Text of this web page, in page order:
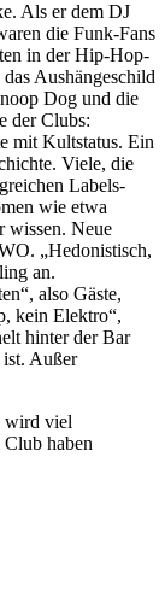
Als er dem DJ
die Funk-Fans
in der Hip-Hop-
Aushängeschild
Dog und die
der Clubs:
mit Kultstatus. Ein
Viele, die
Labels-
wie etwa
wissen. Neue
„Hedonistisch,
an.
also Gäste,
kein Elektro“,
hinter der Bar
Außer
wird viel
Club haben